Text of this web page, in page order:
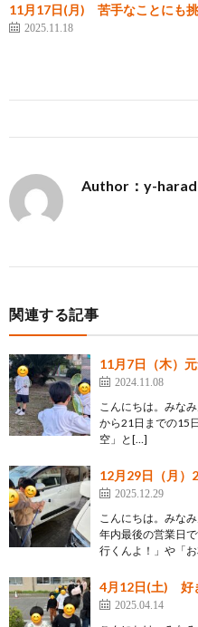
11月17日(月) 苦手なことにも挑
2025.11.18
Author：y-
関連する記事
11月7日（木）
2024.11.08
こんにちは。みな
から21日までの15
空」と[…]
12月29日（月）
2025.12.29
こんにちは。みな
年内最後の営業日
行くんよ！」や「
4月12日(土) 好
2025.04.14